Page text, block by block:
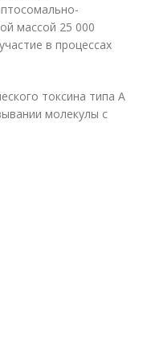
массой 25 000
в процессах
токсина типа А
молекулы с